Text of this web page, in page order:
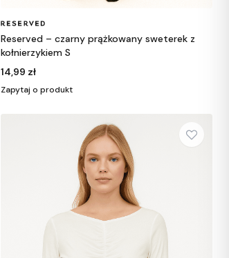
Reserved – czarny prążkowany sweterek z
kołnierzykiem S
14,99 zł
Zapytaj o produkt